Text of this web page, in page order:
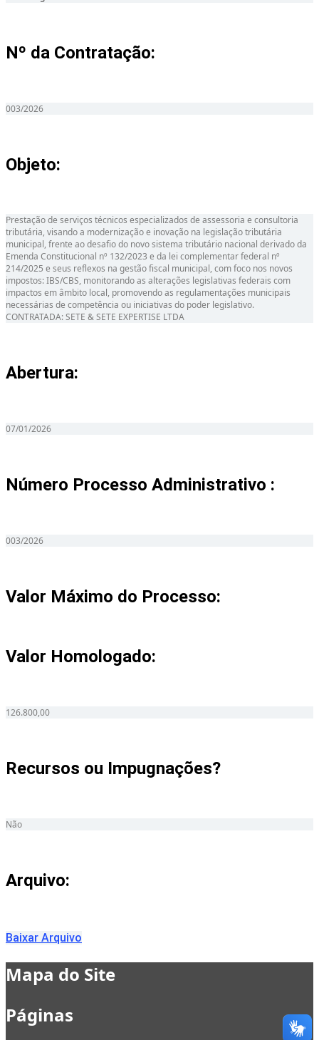
Nº da Contratação:
003/2026
Objeto:
Prestação de serviços técnicos especializados de assessoria e consultoria
tributária, visando a modernização e inovação na legislação tributária
municipal, frente ao desafio do novo sistema tributário nacional derivado da
Emenda Constitucional nº 132/2023 e da lei complementar federal nº
214/2025 e seus reflexos na gestão fiscal municipal, com foco nos novos
impostos: IBS/CBS, monitorando as alterações legislativas federais com
impactos em âmbito local, promovendo as regulamentações municipais
necessárias de competência ou iniciativas do poder legislativo.
CONTRATADA: SETE & SETE EXPERTISE LTDA
Abertura:
07/01/2026
Número Processo Administrativo :
003/2026
Valor Máximo do Processo: ​
Valor Homologado: ​
126.800,00
Recursos ou Impugnações? ​
Não
Arquivo:
Baixar Arquivo
Mapa do Site
Páginas